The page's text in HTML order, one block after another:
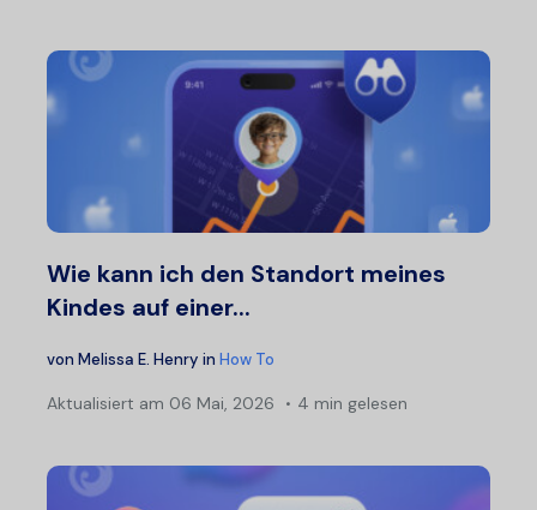
Wie kann ich den Standort meines
Kindes auf einer...
von Melissa E. Henry in How To
Aktualisiert am 06 Mai, 2026 4 min gelesen